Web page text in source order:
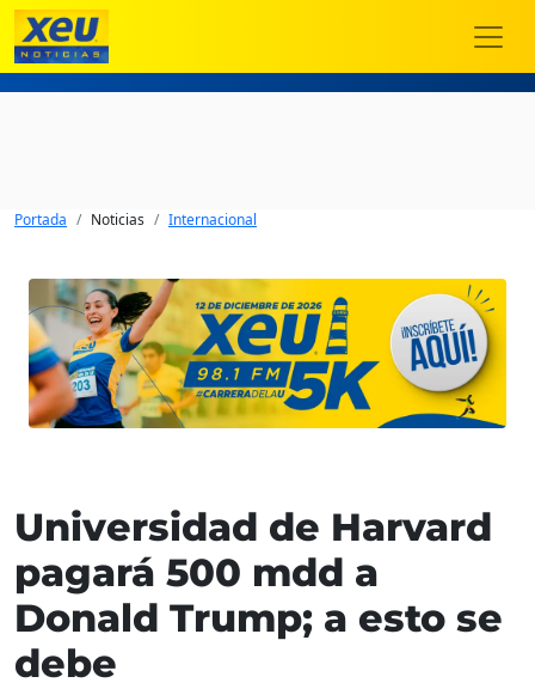
Portada Noticias Internacional
Universidad de Harvard
pagará 500 mdd a
Donald Trump; a esto se
debe